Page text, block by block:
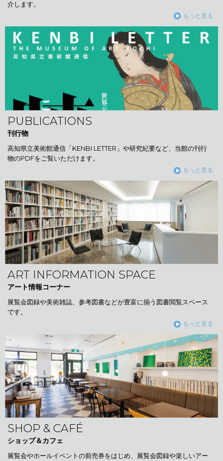
介します。
もっと見る
PUBLICATIONS
刊行物
高知県立美術館通信「KENBI LETTER」や研究紀要など、当館の刊行
物のPDFをご覧いただけます。
もっと見る
ART INFORMATION SPACE
アート情報コーナー
展覧会図録や美術雑誌、参考図書などが豊富に揃う図書閲覧スペース
です。
もっと見る
SHOP & CAFÉ
ショップ＆カフェ
展覧会やホールイベントの前売券をはじめ、展覧会図録や楽しいアー